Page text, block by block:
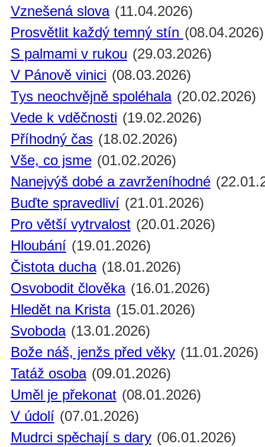
Vznešená slova (11.04.2026)
Prosvětlit každý temný stín (08.04.2026)
S palmami v rukou (29.03.2026)
V Pánově vinici (08.03.2026)
Tys neochvějně spoléhala (20.02.2026)
Vede k vděčnosti (19.02.2026)
Příhodný čas (18.02.2026)
Vše, co jsme (01.02.2026)
Nanejvýš dobé a zavrženíhodné
Buďte spravedliví (21.01.2026)
Pro větší vytrvalost (20.01.2026)
Hloubání (19.01.2026)
Čistota ducha (18.01.2026)
Osvobodit člověka (16.01.2026)
Hledět na Krista (15.01.2026)
Svoboda (13.01.2026)
Bože náš, jenžs před věky (11.01.2026)
Tatáž osoba (09.01.2026)
Uměl je překonat (08.01.2026)
V údolí (07.01.2026)
Mudrci spěchají s dary (06.01.2026)